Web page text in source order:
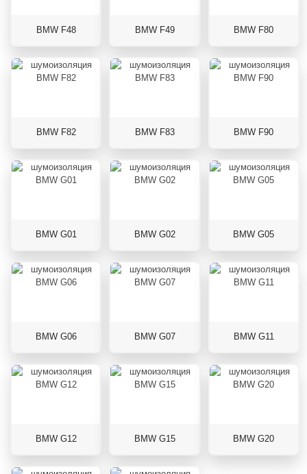
BMW F48 BMW F49 BMW F80
BMW F82 BMW F83 BMW F90
BMW G01 BMW G02 BMW G05
BMW G06 BMW G07 BMW G11
BMW G12 BMW G15 BMW G20